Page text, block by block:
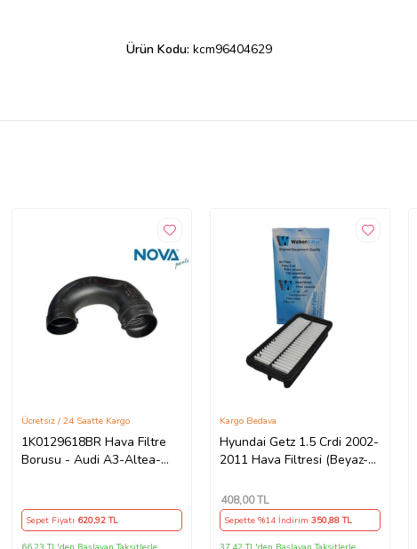
Ürün Kodu: kcm96404629
1K0129618BR Hava Filtre
Borusu - Audi A3-Altea-
Ücretsiz / 24 Saatte Kargo
Sepet Fiyatı 620,92 TL
Hyundai Getz 1.5 Crdi 2002-
2011 Hava Filtresi (Beyaz-
Kargo Bedava
408,00 TL
Sepette %14 İndirim 350,88 TL